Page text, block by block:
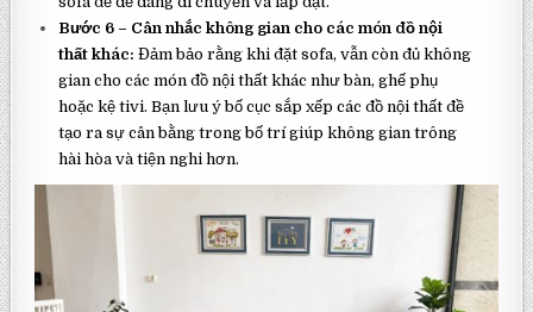
Bước 6 – Cân nhắc không gian cho các món đồ nội
thất khác: Đảm bảo rằng khi đặt sofa, vẫn còn đủ không
gian cho các món đồ nội thất khác như bàn, ghế phụ
hoặc kệ tivi. Bạn lưu ý bố cục sắp xếp các đồ nội thất đề
tạo ra sự cân bằng trong bố trí giúp không gian trông
hài hòa và tiện nghi hơn.